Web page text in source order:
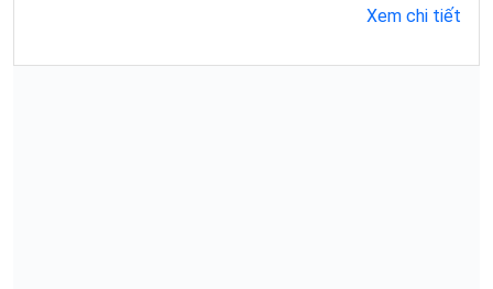
Xem chi tiết